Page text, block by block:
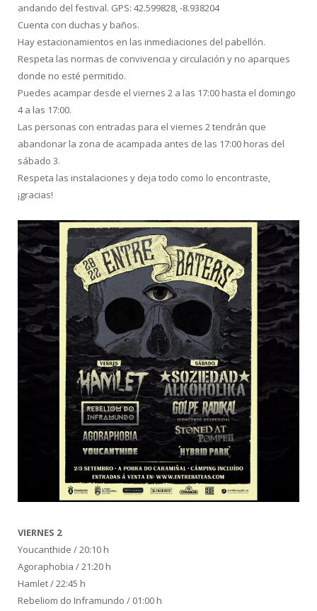
andando del festival. GPS: 42.599828, -8.938204
Cuenta con duchas y baños.
Hay estacionamientos en las inmediaciones del pabellón.
Respeta las normas de convivencia y circulación y no aparques
donde no esté permitido.
Puedes acampar desde el viernes 2 a las 17:00 hasta el domingo
4 a las 17:00.
Las personas con entradas para el viernes 2 tendrán que
abandonar la zona de acampada antes de las 17:00 horas del
sábado 3.
Respeta las instalaciones y deja todo como lo encontraste,
¡gracias!
VIERNES 2
Youcanthide / 20:10 h
Agoraphobia / 21:20 h
Hamlet / 22:45 h
Rebeliom do Inframundo / 01:00 h